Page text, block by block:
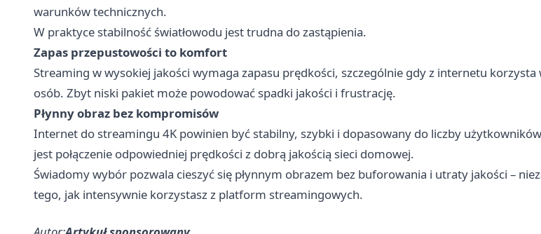
warunków technicznych.
W praktyce stabilność światłowodu jest trudna do zastąpienia.
Zapas przepustowości to komfort
Streaming w wysokiej jakości wymaga zapasu prędkości, szczególnie gdy z internetu korzysta
osób. Zbyt niski pakiet może powodować spadki jakości i frustrację.
Płynny obraz bez kompromisów
Internet do streamingu 4K powinien być stabilny, szybki i dopasowany do liczby
jest połączenie odpowiedniej prędkości z dobrą jakością sieci domowej.
Świadomy wybór pozwala cieszyć się płynnym obrazem bez buforowania i utraty jakości –
tego, jak intensywnie korzystasz z platform streamingowych.